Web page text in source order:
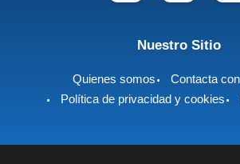
Nuestro Sitio
Quienes somos
Contacta
Política de privacidad y cookies